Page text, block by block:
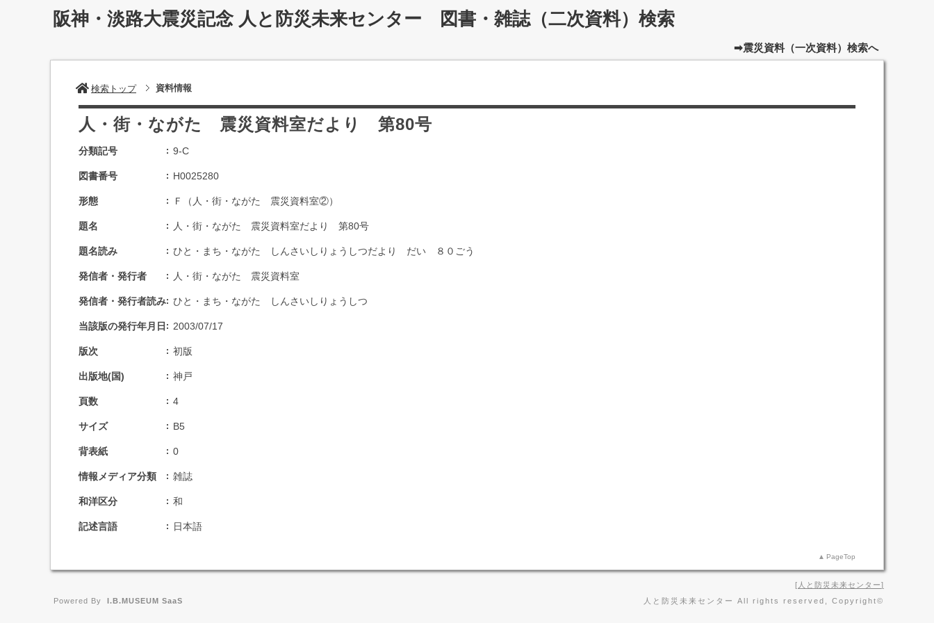
阪神・淡路大震災記念 人と防災未来センター 図書・雑誌（二次資料）検索
➡震災資料（一次資料）検索へ
検索トップ 資料情報
人・街・ながた 震災資料室だより 第80号
分類記号 9-C
図書番号 H0025280
形態 Ｆ（人・街・ながた 震災資料室②）
題名 人・街・ながた 震災資料室だより 第80号
題名読み ひと・まち・ながた しんさいしりょうしつだより だい ８０ごう
発信者・発行者 人・街・ながた 震災資料室
発信者・発行者読み ひと・まち・ながた しんさいしりょうしつ
当該版の発行年月日 2003/07/17
版次 初版
出版地(国) 神戸
頁数 4
サイズ B5
背表紙 0
情報メディア分類 雑誌
和洋区分 和
記述言語 日本語
PageTop
人と防災未来センター
人と防災未来センター All rights reserved, Copyright©
Powered By I.B.MUSEUM SaaS